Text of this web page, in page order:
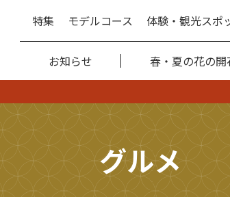
特集 モデルコース 体験・観光スポ
お知らせ 春・夏の花の開
グルメ